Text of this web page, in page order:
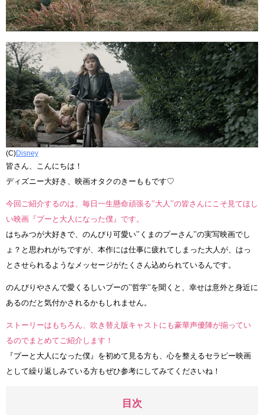
(C)Disney
皆さん、こんにちは！
ディズニー大好き、映画オタクのきーももです♡
今回ご紹介するのは、毎日一生懸命頑張る’’大人’’の皆さんにこそ見てほし
い映画『プーと大人になった僕』です。
はちみつが大好きで、のんびり可愛い’’くまのプーさん’’の実写映画でし
ょ？と思われがちですが、本作には仕事に疲れてしまった大人が、はっ
とさせられるようなメッセージがたくさん込められているんです。
のんびりやさんで愛くるしいプーの’’哲学’’を聞くと、幸せは意外と身近に
あるのだと気付かされるかもしれません。
ストーリーはもちろん、吹き替え版キャストにも豪華声優陣が揃ってい
るのでまとめてご紹介します！
『プーと大人になった僕』を初めて見る方も、心を整えるセラピー映画
として繰り返しみている方もぜひ参考にしてみてくださいね！
目次